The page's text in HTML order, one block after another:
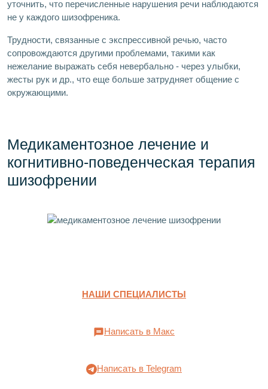
уточнить, что перечисленные нарушения речи наблюдаются
не у каждого шизофреника.
Трудности, связанные с экспрессивной речью, часто
сопровождаются другими проблемами, такими как
нежелание выражать себя невербально - через улыбки,
жесты рук и др., что еще больше затрудняет общение с
окружающими.
Медикаментозное лечение и
когнитивно-поведенческая терапия
шизофрении
НАШИ СПЕЦИАЛИСТЫ
Написать в Макс
Написать в Telegram